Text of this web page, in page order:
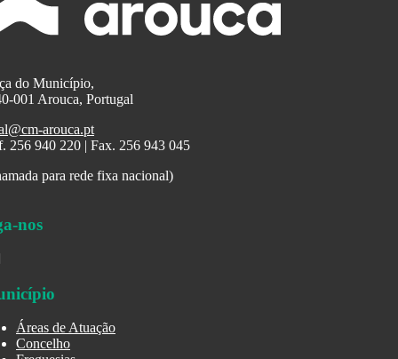
do Município,
001 Arouca, Portugal
arouca.pt
256 940 220 | Fax. 256 943 045
para rede fixa nacional)
nos
Áreas de Atuação
Concelho